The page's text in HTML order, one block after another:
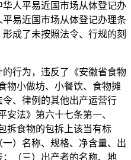
人平易近国市场从体登记办
易近国市场从体登记办理条
成了未按照法令、行规的刻
行为，违反了《安徽省食物
物小做坊、小餐饮、食物摊
、律例的其他出产运营行
安法》第六十七条第一、
拆食物的包拆上该当有标
）名称、规格、净含量、出
（三）出产者的名称、地